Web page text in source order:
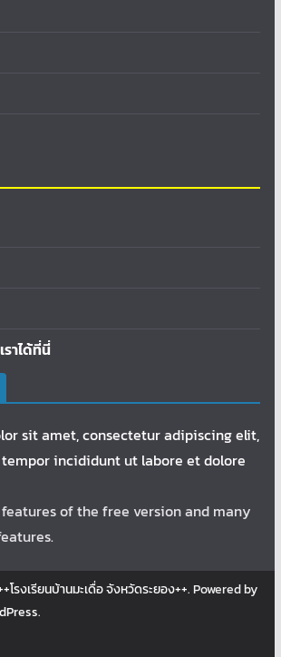
าได้ที่นี่
sit amet, consectetur adipiscing elit,
incididunt ut labore et dolore
of the free version and many
โรงเรียนบ้านมะเดื่อ จังหวัดระยอง++. Powered by
.